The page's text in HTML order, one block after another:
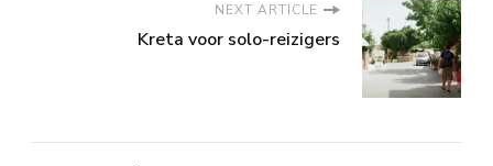
NEXT ARTICLE
Kreta voor solo-reizigers